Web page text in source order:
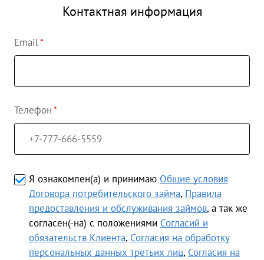
Контактная информация
Email
Телефон
Я ознакомлен(а) и принимаю Общие условия
Договора потребительского займа, Правила
предоставления и обслуживания займов, а так же
согласен(-на) с положениями Согласий и
обязательств Клиента, Согласия на обработку
персональных данных третьих лиц, Согласия на